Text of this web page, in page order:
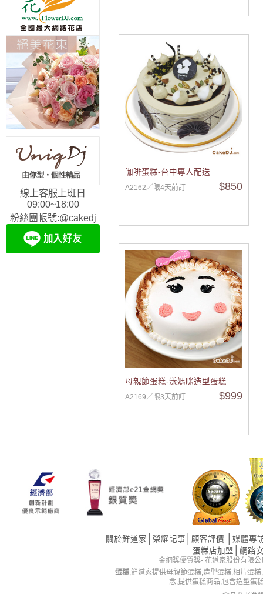
線上客服上班日
09:00~18:00
粉絲團帳號:@cakedj
咖啡蛋糕-台中專人配送
A2162／限4天前訂 $850
母親節蛋糕-漾媽咪造型蛋糕
A2169／限3天前訂 $999
關於鮮道家 榮耀記事 顧客評價
媒體專
蛋糕店加盟
網路
金網獎優質獎- 花道家股份有限
蛋糕,鮮道家提供母親節蛋糕,造型蛋糕,相片蛋
念,提供蛋糕商品,包含造型蛋